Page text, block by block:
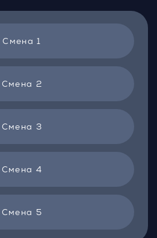
Смена 1
Смена 2
Смена 3
Смена 4
Смена 5